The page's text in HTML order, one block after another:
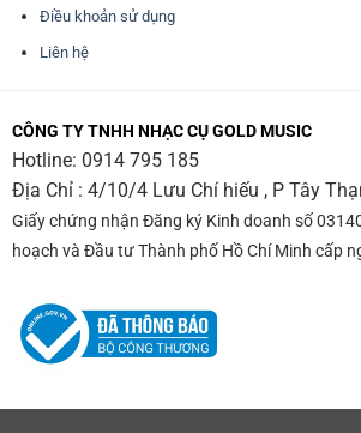
Điều khoản sử dụng
Liên hệ
CÔNG TY TNHH NHẠC CỤ GOLD MUSIC
Hotline: 0914 795 185
Địa Chỉ : 4/10/4 Lưu Chí hiếu , P Tây
Giấy chứng nhận Đăng ký Kinh doanh số
hoạch và Đầu tư Thành phố Hồ Chí Minh cấp